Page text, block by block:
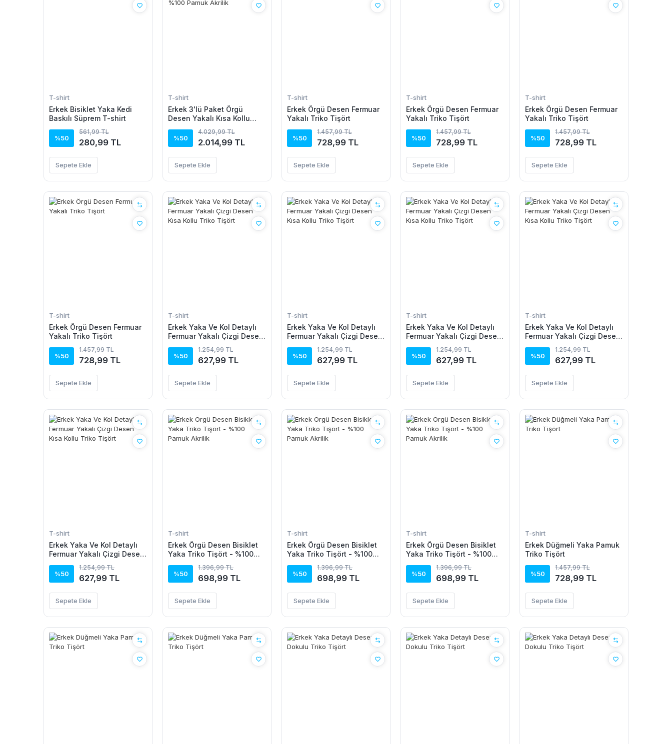
T-shirt
Erkek Bisiklet Yaka Kedi
Baskılı Süprem T-shirt
%50
561,99 TL
280,99 TL
Sepete Ekle
T-shirt
Erkek 3'lü Paket Örgü
Desen Yakalı Kısa Kollu
Akrilik
%50
4.029,99 TL
2.014,99 TL
Sepete Ekle
T-shirt
Erkek Örgü Desen Fermuar
Yakalı Triko Tişört
%50
1.457,99 TL
728,99 TL
Sepete Ekle
T-shirt
Erkek Örgü Desen Fermuar
Yakalı Triko Tişört
%50
1.457,99 TL
728,99 TL
Sepete Ekle
T-shirt
Erkek Örgü Desen Fermuar
Yakalı Triko Tişört
%50
1.457,99 TL
728,99 TL
Sepete Ekle
T-shirt
Erkek Örgü Desen Fermuar
Yakalı Triko Tişört
%50
1.457,99 TL
728,99 TL
Sepete Ekle
T-shirt
Erkek Yaka Ve Kol Detaylı
Fermuar Yakalı Çizgi Desen
%50
1.254,99 TL
627,99 TL
Sepete Ekle
T-shirt
Erkek Yaka Ve Kol Detaylı
Fermuar Yakalı Çizgi Desen
%50
1.254,99 TL
627,99 TL
Sepete Ekle
T-shirt
Erkek Yaka Ve Kol Detaylı
Fermuar Yakalı Çizgi Desen
%50
1.254,99 TL
627,99 TL
Sepete Ekle
T-shirt
Erkek Yaka Ve Kol Detaylı
Fermuar Yakalı Çizgi Desen
%50
1.254,99 TL
627,99 TL
Sepete Ekle
T-shirt
Erkek Yaka Ve Kol Detaylı
Fermuar Yakalı Çizgi Desen
%50
1.254,99 TL
627,99 TL
Sepete Ekle
T-shirt
Erkek Örgü Desen Bisiklet
Yaka Triko Tişört - %100
%50
1.396,99 TL
698,99 TL
Sepete Ekle
T-shirt
Erkek Örgü Desen Bisiklet
Yaka Triko Tişört - %100
%50
1.396,99 TL
698,99 TL
Sepete Ekle
T-shirt
Erkek Örgü Desen Bisiklet
Yaka Triko Tişört - %100
%50
1.396,99 TL
698,99 TL
Sepete Ekle
T-shirt
Erkek Düğmeli Yaka Pamuk
Triko Tişört
%50
1.457,99 TL
728,99 TL
Sepete Ekle